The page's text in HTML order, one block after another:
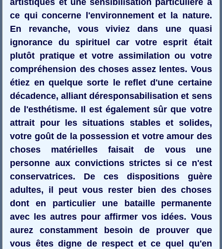
ce qui concerne l'environnement et la nature.
En revanche, vous viviez dans une quasi
ignorance du spirituel car votre esprit était
plutôt pratique et votre assimilation ou votre
compréhension des choses assez lentes. Vous
étiez en quelque sorte le reflet d'une certaine
décadence, alliant déresponsabilisation et sens
de l'esthétisme. Il est également sûr que votre
attrait pour les situations stables et solides,
votre goût de la possession et votre amour des
choses matérielles faisait de vous une
personne aux convictions strictes si ce n'est
conservatrices. De ces dispositions guère
adultes, il peut vous rester bien des choses
dont en particulier une bataille permanente
avec les autres pour affirmer vos idées. Vous
aurez constamment besoin de prouver que
vous êtes digne de respect et ce quel qu'en